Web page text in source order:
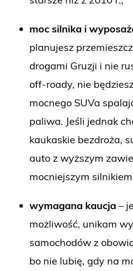
moc silnika i
planujesz
drogami Gruzji i nie
off-roady, nie
mocnego SUVa
paliwa. Jeśli jednak
kaukaskie bezdroża,
auto z wyższym
mocniejszym
wymagana kaucja –
możliwość, unikam
samochodów z
bo nie lubię, gdy na